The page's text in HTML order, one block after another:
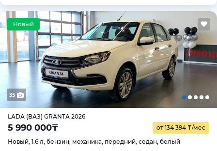
35
LADA (ВАЗ) GRANTA 2026
5 990 000₸ от 134 394 ₸/мес
Новый, 1.6 л, бензин, механика, передний, седан, белый